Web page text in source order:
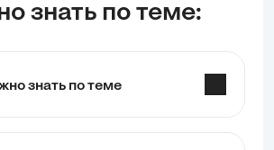
знать по теме:
знать по теме